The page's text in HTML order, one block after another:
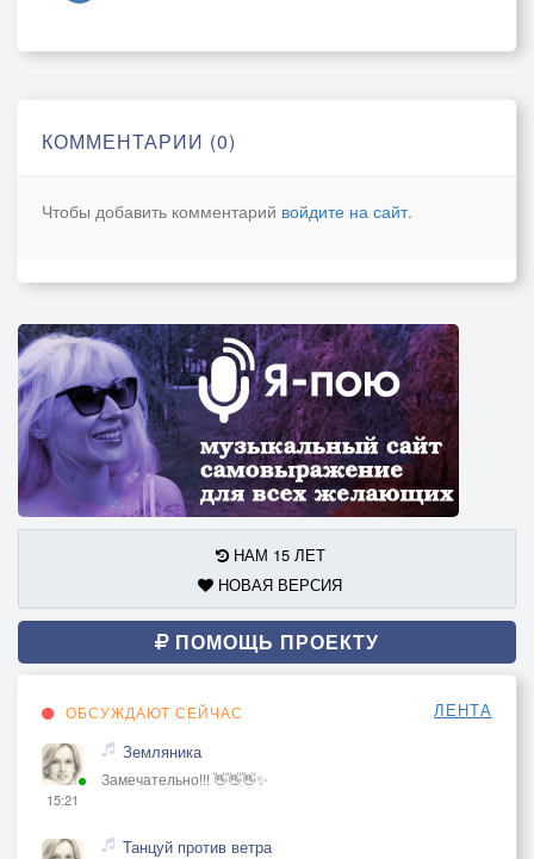
Между нами всё было и прошло,
И любви костер снегом замело!
Просто не успел…И огонь погас!
КОММЕНТАРИИ (0)
Чтобы добавить комментарий войдите на сайт.
НАМ 15 ЛЕТ
НОВАЯ ВЕРСИЯ
ПОМОЩЬ ПРОЕКТУ
ОБСУЖДАЮТ СЕЙЧАС ЛЕНТА
15:21
Земляника
Замечательно!!! 👋👋👋✨
Танцуй против ветра